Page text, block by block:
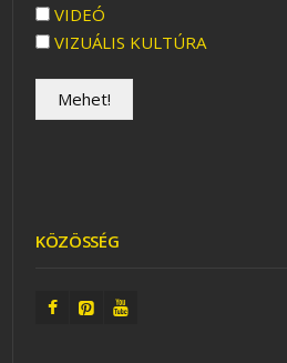
VIDEÓ
VIZUÁLIS KULTÚRA
KÖZÖSSÉG